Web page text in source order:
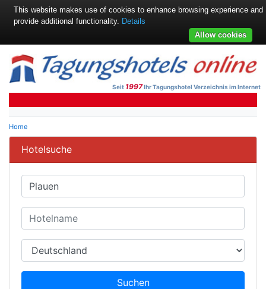
Seit 1997Ihr Tagungshotel Verzeichnis im Internet
Home
Hotelsuche
Suchen
This website makes use of cookies to enhance browsing experience and
provide additional functionality. Details
Allow cookies